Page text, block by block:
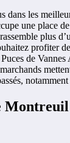
dans les
une place
plus
profiter
de